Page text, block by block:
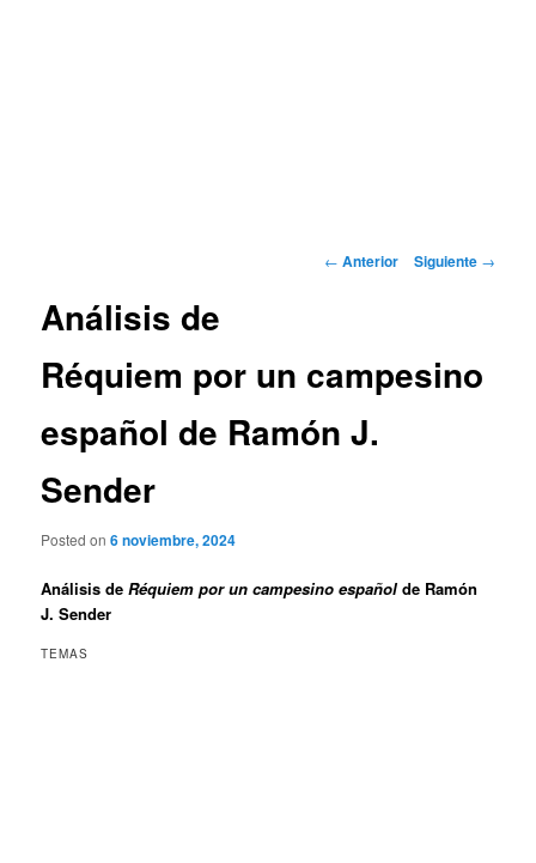
Navegación
← Anterior Siguiente →
Análisis de
Réquiem por un campesino
español de Ramón J.
Sender
Posted on6 noviembre, 2024
Análisis deRéquiem por un campesino español de Ramón
J. Sender
TEMAS